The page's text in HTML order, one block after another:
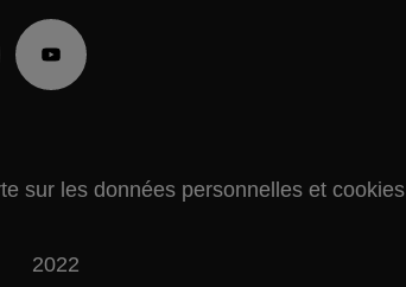
sur les données personnelles et cookies
2022